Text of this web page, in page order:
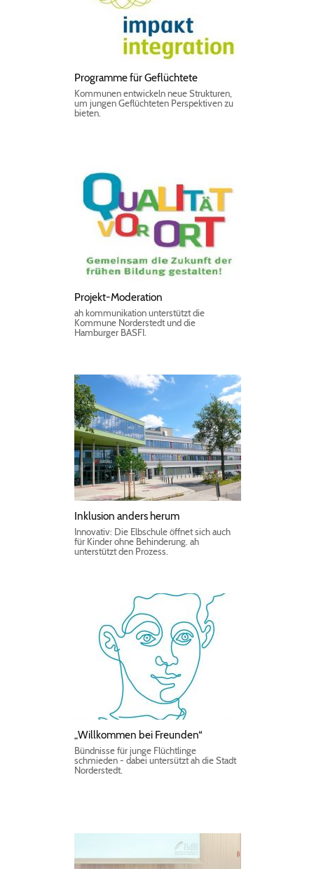
Programme für Geflüchtete
Kommunen entwickeln neue Strukturen,
um jungen Geflüchteten Perspektiven zu
bieten.
Projekt-Moderation
ah kommunikation unterstützt die
Kommune Norderstedt und die
Hamburger BASFI.
Inklusion anders herum
Innovativ: Die Elbschule öffnet sich auch
für Kinder ohne Behinderung. ah
unterstützt den Prozess.
„Willkommen bei Freunden“
Bündnisse für junge Flüchtlinge
schmieden - dabei untersützt ah die Stadt
Norderstedt.